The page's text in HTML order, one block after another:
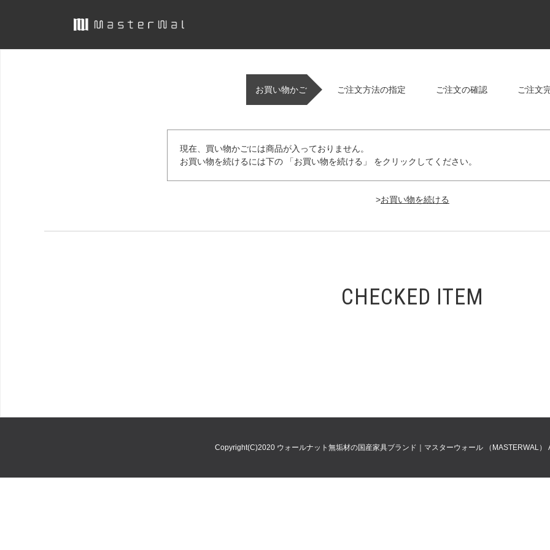
お買い物かご ご注文方法の指定 ご注文の確認 ご注文
現在、買い物かごには商品が入っておりません。
お買い物を続けるには下の 「お買い物を続ける」 をクリックしてください。
>
CHECKED ITEM
Copyright(C)2020 ウォールナット無垢材の国産家具ブランド｜マスターウォール （MASTERWAL）